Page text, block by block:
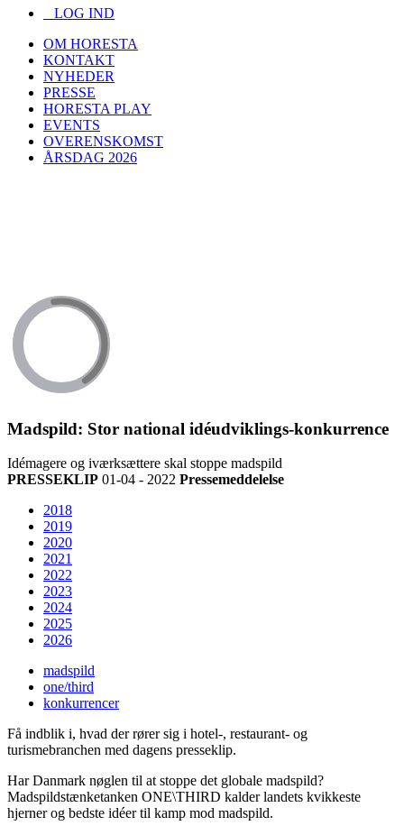
LOG IND
OM HORESTA
KONTAKT
NYHEDER
PRESSE
HORESTA PLAY
EVENTS
OVERENSKOMST
ÅRSDAG 2026
Madspild: Stor national idéudviklings-konkurrence
Idémagere og iværksættere skal stoppe madspild
PRESSEKLIP 01-04 - 2022 Pressemeddelelse
2018
2019
2020
2021
2022
2023
2024
2025
2026
madspild
one/third
konkurrencer
Få indblik i, hvad der rører sig i hotel-, restaurant- og
turismebranchen med dagens presseklip.
Har Danmark nøglen til at stoppe det globale madspild?
Madspildstænketanken ONE\THIRD kalder landets kvikkeste
hjerner og bedste idéer til kamp mod madspild.